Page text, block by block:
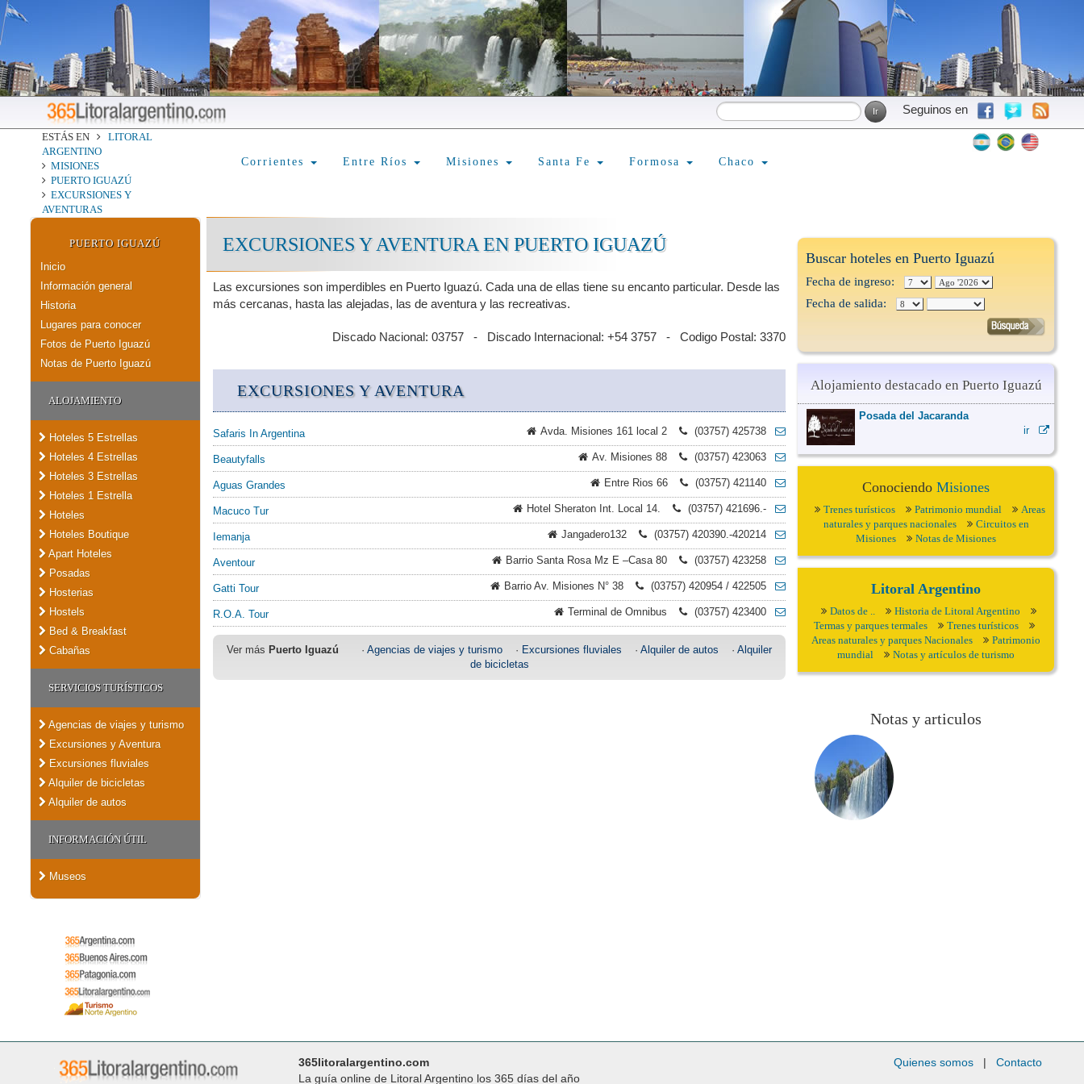
Seguinos en
ESTÁS EN
LITORAL
ARGENTINO
MISIONES
PUERTO IGUAZÚ
EXCURSIONES Y
AVENTURAS
Corrientes Entre Ríos Misiones Santa Fe Formosa Chaco
PUERTO IGUAZÚ
Inicio
Información general
Historia
Lugares para conocer
Fotos de Puerto Iguazú
Notas de Puerto Iguazú
ALOJAMIENTO
Hoteles 5 Estrellas
Hoteles 4 Estrellas
Hoteles 3 Estrellas
Hoteles 1 Estrella
Hoteles
Hoteles Boutique
Apart Hoteles
Posadas
Hosterias
Hostels
Bed & Breakfast
Cabañas
SERVICIOS TURÍSTICOS
Agencias de viajes y turismo
Excursiones y Aventura
Excursiones fluviales
Alquiler de bicicletas
Alquiler de autos
INFORMACIÓN ÚTIL
Museos
EXCURSIONES Y AVENTURA EN PUERTO IGUAZÚ
Las excursiones son imperdibles en Puerto Iguazú. Cada una de ellas tiene su encanto particular. Desde las
más cercanas, hasta las alejadas, las de aventura y las recreativas.
Discado Nacional: 03757 - Discado Internacional: +54 3757 - Codigo Postal: 3370
EXCURSIONES Y AVENTURA
Safaris In Argentina Avda. Misiones 161 local 2 (03757) 425738
Beautyfalls Av. Misiones 88 (03757) 423063
Aguas Grandes Entre Rios 66 (03757) 421140
Macuco Tur Hotel Sheraton Int. Local 14. (03757) 421696.-
Iemanja Jangadero132 (03757) 420390.-420214
Aventour Barrio Santa Rosa Mz E –Casa 80 (03757) 423258
Gatti Tour Barrio Av. Misiones N° 38 (03757) 420954 / 422505
R.O.A. Tour Terminal de Omnibus (03757) 423400
Ver más Puerto Iguazú ·Agencias de viajes y turismo · Excursiones fluviales ·Alquiler de autos ·Alquiler
de bicicletas
Buscar hoteles en Puerto Iguazú
Fecha de ingreso:
Fecha de salida:
Alojamiento destacado en Puerto Iguazú
Posada del Jacaranda
ir
ConociendoMisiones
Trenes turísticos Patrimonio mundial
Areas
naturales y parques nacionales
Circuitos en
Misiones
Notas de Misiones
Litoral Argentino
Datos de ..
Historia de Litoral Argentino
Termas y parques termales
Trenes turísticos
Areas naturales y parques Nacionales
Patrimonio
mundial
Notas y artículos de turismo
Notas y articulos
365litoralargentino.com
La guía online de Litoral Argentino los 365 días del año
Quienes somos| Contacto